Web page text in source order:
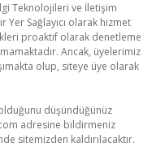
Teknolojileri ve İletişim
Yer Sağlayıcı olarak hizmet
proaktif olarak denetleme
Ancak, üyelerimiz
olup, siteye üye olarak
düşündüğünüz
adresine bildirmeniz
sitemizden kaldırılacaktır.